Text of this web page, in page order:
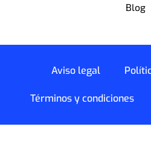
Blog
Aviso legal
Términos y condiciones